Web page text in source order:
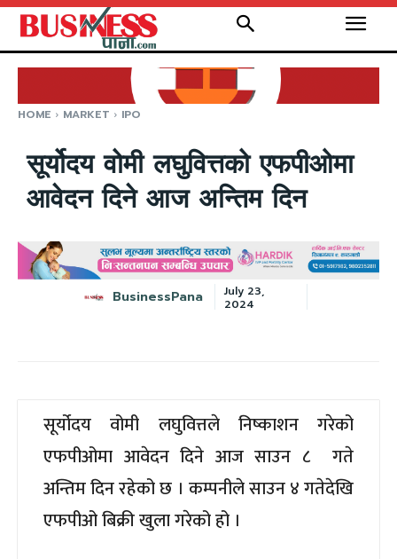
HOME MARKET IPO
सूर्योदय वोमी लघुवित्तको एफपीओमा
आवेदन दिने आज अन्तिम दिन
BusinessPana
July 23,
2024
सूर्योदय वोमी लघुवित्तले निष्काशन गरेको
एफपीओमा आवेदन दिने आज साउन ८ गते
अन्तिम दिन रहेको छ । कम्पनीले साउन ४ गतेदेखि
एफपीओ बिक्री खुला गरेको हो ।